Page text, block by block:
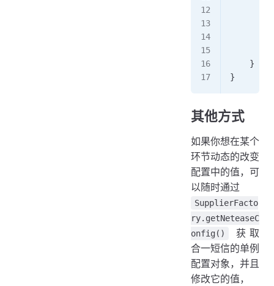
    }
}
其他方式
如果你想在某个
环节动态的改变
配置中的值，可
以随时通过
SupplierFacto
ry.getNeteaseC
onfig()
获取
合一短信的单例
配置对象，并且
修改它的值，